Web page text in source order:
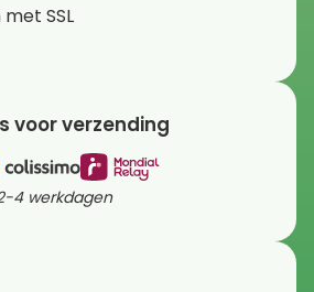
SSL
voor verzending
4 werkdagen